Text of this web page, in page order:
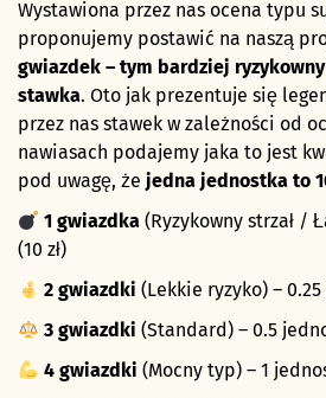
Wystawiona przez nas ocena typu
proponujemy postawić na naszą
gwiazdek – tym bardziej
stawka. Oto jak prezentuje się
przez nas stawek w zależności od
nawiasach podajemy jaka to jest
pod uwagę, że jedna jednostka to
1 gwiazdka (Ryzykowny strzał /
(10 zł)
2 gwiazdki (Lekkie ryzyko) –
3 gwiazdki (Standard) – 0.5
4 gwiazdki (Mocny typ) – 1